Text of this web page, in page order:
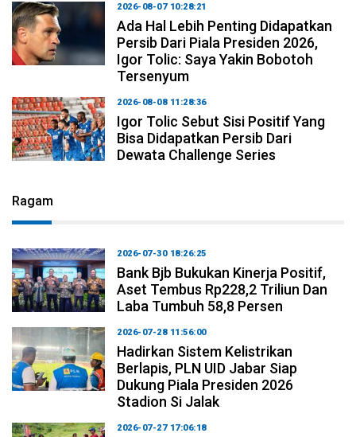
2026-08-07 10:28:21
Ada Hal Lebih Penting Didapatkan
Persib Dari Piala Presiden 2026,
Igor Tolic: Saya Yakin Bobotoh
Tersenyum
2026-08-08 11:28:36
Igor Tolic Sebut Sisi Positif Yang
Bisa Didapatkan Persib Dari
Dewata Challenge Series
Ragam
2026-07-30 18:26:25
Bank Bjb Bukukan Kinerja Positif,
Aset Tembus Rp228,2 Triliun Dan
Laba Tumbuh 58,8 Persen
2026-07-28 11:56:00
Hadirkan Sistem Kelistrikan
Berlapis, PLN UID Jabar Siap
Dukung Piala Presiden 2026
Stadion Si Jalak
2026-07-27 17:06:18